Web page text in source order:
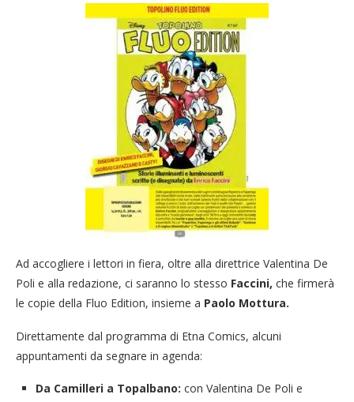
Ad accogliere i lettori in fiera, oltre alla direttrice Valentina De
Poli e alla redazione, ci saranno lo stesso Faccini, che firmerà
le copie della Fluo Edition, insieme a Paolo Mottura.
Direttamente dal programma di Etna Comics, alcuni
appuntamenti da segnare in agenda:
Da Camilleri a Topalbano: con Valentina De Poli e